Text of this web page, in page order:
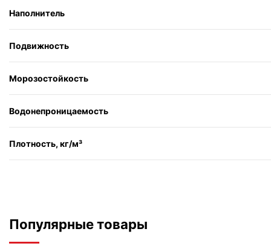
Наполнитель
Подвижность
Морозостойкость
Водонепроницаемость
Плотность, кг/м³
Популярные товары